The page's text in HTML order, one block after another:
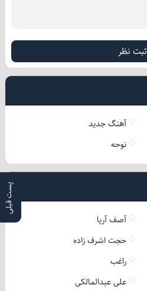
پست قبلی
ثبت نظر
آهنگ جدید
نوحه
آصف آریا
حجت اشرف زاده
راغب
علی عبدالمالکی